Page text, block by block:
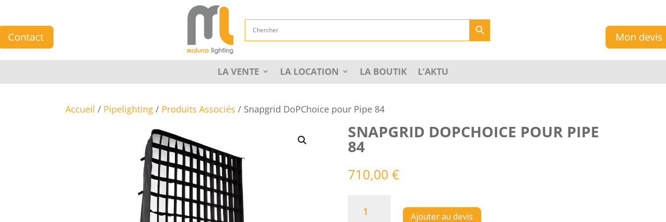
Contact Mon devis
LA VENTE LA LOCATION LA BOUTIK L’AKTU
Accueil / Pipelighting / Produits Associés / Snapgrid DoPChoice pour Pipe 84
SNAPGRID DOPCHOICE POUR PIPE
84
710,00 €
Ajouter au devis